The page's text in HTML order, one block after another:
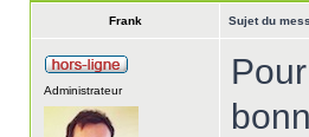
Frank Sujet du
Administrateur